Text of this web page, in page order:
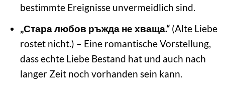
bestimmte Ereignisse unvermeidlich sind.
„Стара любов ръжда не хваща.“(Alte Liebe
rostet nicht.) – Eine romantische Vorstellung,
dass echte Liebe Bestand hat und auch nach
langer Zeit noch vorhanden sein kann.